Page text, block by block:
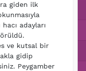
giden ilk
adayları
ve kutsal bir
gidip
Peygamber